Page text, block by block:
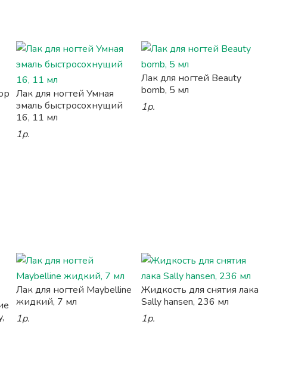
Лак для ногтей Умная
эмаль быстросохнущий
16, 11 мл
1р.
Лак для ногтей Beauty
bomb, 5 мл
1р.
Лак для ногтей Maybelline
жидкий, 7 мл
1р.
Жидкость для снятия лака
Sally hansen, 236 мл
1р.